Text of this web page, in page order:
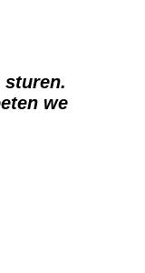
we